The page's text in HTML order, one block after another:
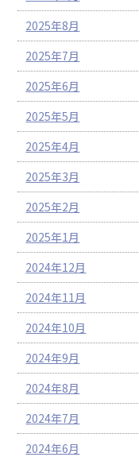
2025年8月
2025年7月
2025年6月
2025年5月
2025年4月
2025年3月
2025年2月
2025年1月
2024年12月
2024年11月
2024年10月
2024年9月
2024年8月
2024年7月
2024年6月